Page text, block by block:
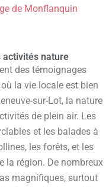
de Monflanquin
activités nature
des témoignages
la vie locale est bien
sur-Lot, la nature
de plein air. Les
et les balades à
les forêts, et les
la région. De nombreux
magnifiques, surtout